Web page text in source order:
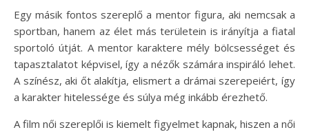
Egy másik fontos szereplő a mentor figura, aki nemcsak a
sportban, hanem az élet más területein is irányítja a fiatal
sportoló útját. A mentor karaktere mély bölcsességet és
tapasztalatot képvisel, így a nézők számára inspiráló lehet.
A színész, aki őt alakítja, elismert a drámai szerepeiért, így
a karakter hitelessége és súlya még inkább érezhető.
A film női szereplői is kiemelt figyelmet kapnak, hiszen a női